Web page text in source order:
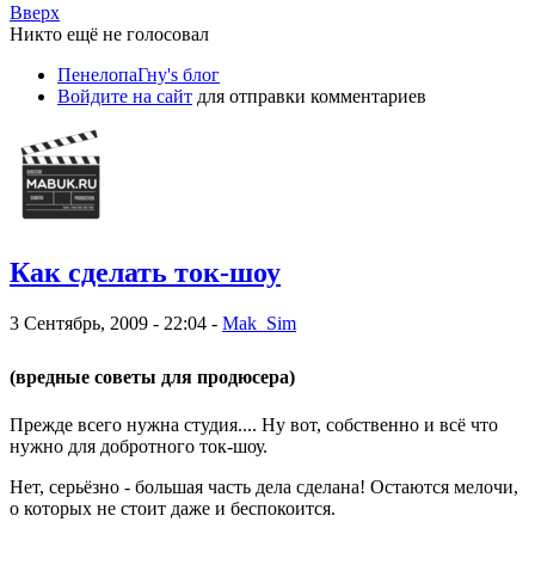
Вверх
Никто ещё не голосовал
ПенелопаГну's блог
Войдите на сайт для отправки комментариев
Как сделать ток-шоу
3 Сентябрь, 2009 - 22:04 - Mak_Sim
(вредные советы для продюсера)
Прежде всего нужна студия.... Ну вот, собственно и всё что
нужно для добротного ток-шоу.
Нет, серьёзно - большая часть дела сделана! Остаются мелочи,
о которых не стоит даже и беспокоится.